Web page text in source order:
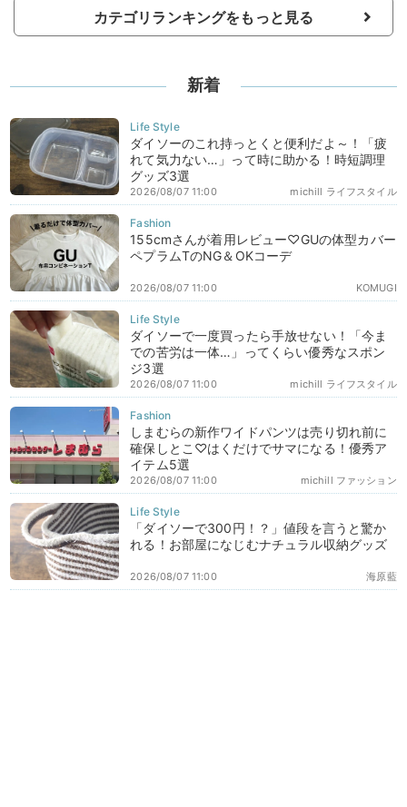
カテゴリランキングをもっと見る
新着
ダイソーのこれ持っとくと便利だよ～！「疲
れて気力ない…」って時に助かる！時短調理
グッズ3選
michill ライフスタイル
2026/08/07 11:00
155cmさんが着用レビュー♡GUの体型カバー
ペプラムTのNG＆OKコーデ
KOMUGI
2026/08/07 11:00
ダイソーで一度買ったら手放せない！「今ま
での苦労は一体…」ってくらい優秀なスポン
ジ3選
michill ライフスタイル
2026/08/07 11:00
しまむらの新作ワイドパンツは売り切れ前に
確保しとこ♡はくだけでサマになる！優秀ア
イテム5選
michill ファッション
2026/08/07 11:00
「ダイソーで300円！？」値段を言うと驚か
れる！お部屋になじむナチュラル収納グッズ
海原藍
2026/08/07 11:00